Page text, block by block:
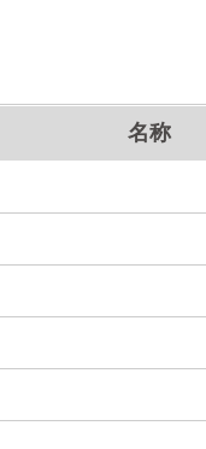
名称